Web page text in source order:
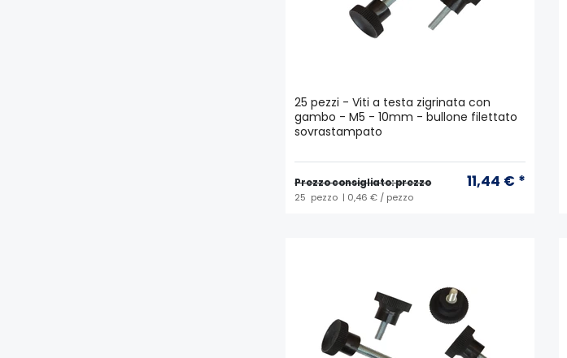
25 pezzi - Viti a testa zigrinata con
gambo - M5 - 10mm - bullone filettato
sovrastampato
Prezzo consigliato: prezzo 11,44 € *
25 pezzo | 0,46 € / pezzo